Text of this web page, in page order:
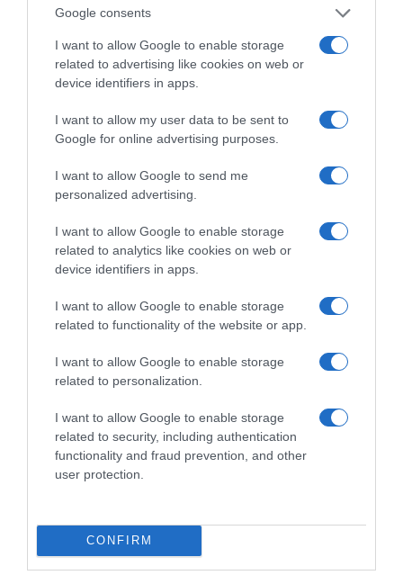
Google consents
I want to allow Google to enable storage
related to advertising like cookies on web or
device identifiers in apps.
I want to allow my user data to be sent to
Google for online advertising purposes.
I want to allow Google to send me
personalized advertising.
I want to allow Google to enable storage
related to analytics like cookies on web or
device identifiers in apps.
I want to allow Google to enable storage
related to functionality of the website or app.
I want to allow Google to enable storage
related to personalization.
I want to allow Google to enable storage
related to security, including authentication
functionality and fraud prevention, and other
user protection.
CONFIRM
τα beach looks σου
που θα σου λύσει τα
χέρια
αξίζει να δοκιμάσεις
Τσακώνεσαι συνέχεια;
περισσότερο απ’ όσο
νομίζεις
Πώς να φτιάξεις το
Cardi B στο σπίτι σε
λίγα λεπτά
Μαρινάκη